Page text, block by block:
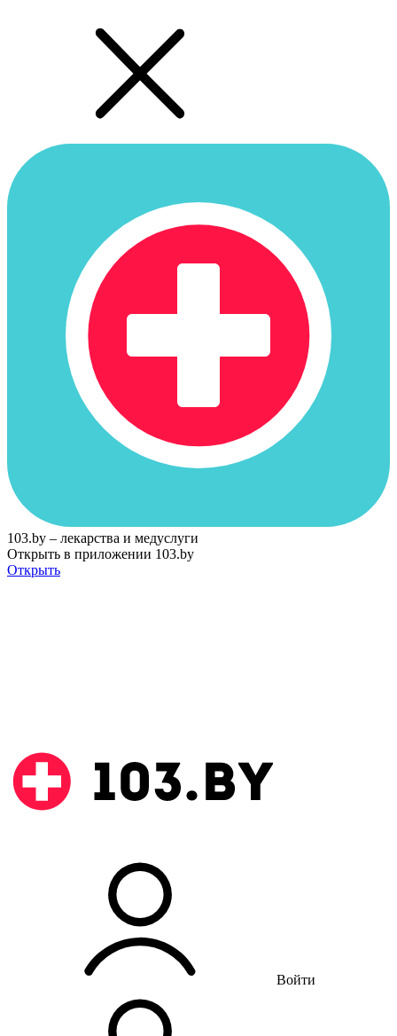
103.by – лекарства и медуслуги
Открыть в приложении 103.by
Открыть
Войти